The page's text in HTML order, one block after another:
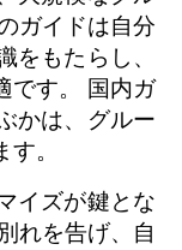
ガイドは自分
をもたらし、
です。 国内ガ
かは、グルー
。
イズが鍵とな
れを告げ、自